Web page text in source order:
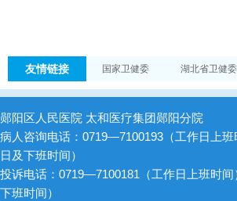
友情链接 国家卫健委 湖北省卫健委
郧阳区人民医院 太和医疗集团郧阳分院
病人咨询电话：0719—7100193（工作日上班
日及下班时间）
投诉电话：0719—7100181（工作日上班时间
下班时间）